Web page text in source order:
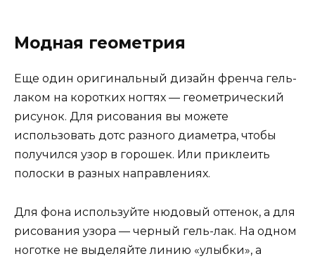
Модная геометрия
Еще один оригинальный дизайн френча гель-
лаком на коротких ногтях — геометрический
рисунок. Для рисования вы можете
использовать дотс разного диаметра, чтобы
получился узор в горошек. Или приклеить
полоски в разных направлениях.
Для фона используйте нюдовый оттенок, а для
рисования узора — черный гель-лак. На одном
ноготке не выделяйте линию «улыбки», а